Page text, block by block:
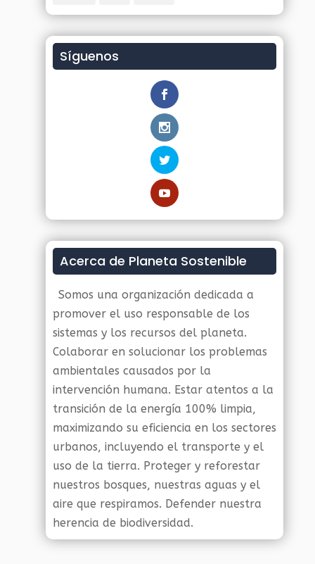
Síguenos
Acerca de Planeta Sostenible
Somos una organización dedicada a
promover el uso responsable de los
sistemas y los recursos del planeta.
Colaborar en solucionar los problemas
ambientales causados por la
intervención humana. Estar atentos a la
transición de la energía 100% limpia,
maximizando su eficiencia en los sectores
urbanos, incluyendo el transporte y el
uso de la tierra. Proteger y reforestar
nuestros bosques, nuestras aguas y el
aire que respiramos. Defender nuestra
herencia de biodiversidad.